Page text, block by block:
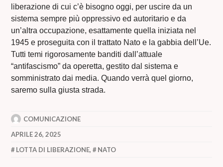
liberazione di cui c’è bisogno oggi, per uscire da un
sistema sempre più oppressivo ed autoritario e da
un’altra occupazione, esattamente quella iniziata nel
1945 e proseguita con il trattato Nato e la gabbia dell’Ue.
Tutti temi rigorosamente banditi dall’attuale
“antifascismo” da operetta, gestito dal sistema e
somministrato dai media. Quando verrà quel giorno,
saremo sulla giusta strada.
COMUNICAZIONE
APRILE 26, 2025
LOTTA DI LIBERAZIONE, NATO